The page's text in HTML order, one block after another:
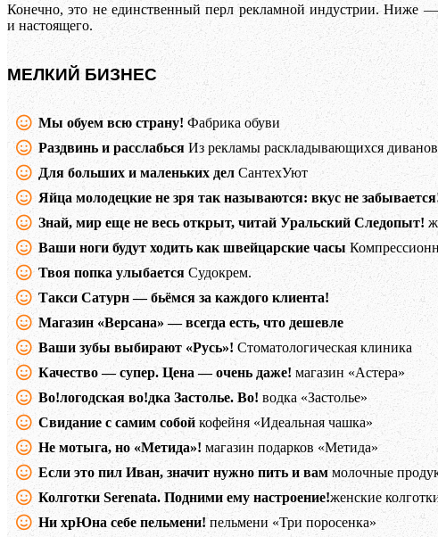
Конечно, это не единственный перл рекламной индустрии. Ниже
и настоящего.
МЕЛКИЙ БИЗНЕС
Мы обуем всю страну! Фабрика обуви
Раздвинь и расслабься Из рекламы раскладывающихся диванов
Для больших и маленьких дел СантехУют
Яйца молодецкие не зря так называются: вкус не
Знай, мир еще не весь открыт, читай Уральский Следопыт!
Ваши ноги будут ходить как швейцарские часы
Твоя попка улыбается Судокрем.
Такси Сатурн — бьёмся за каждого клиента!
Магазин «Версана» — всегда есть, что дешевле
Ваши зубы выбирают «Русь»! Стоматологическая клиника
Качество — супер. Цена — очень даже! магазин «Астера»
Во!логодская во!дка Застолье. Во! водка «Застолье»
Свидание с самим собой кофейня «Идеальная чашка»
Не мотыга, но «Метида»! магазин подарков «Метида»
Если это пил Иван, значит нужно пить и вам молочные
Колготки Serenata. Подними ему настроение!женские
Ни хрЮна себе пельмени! пельмени «Три поросенка»